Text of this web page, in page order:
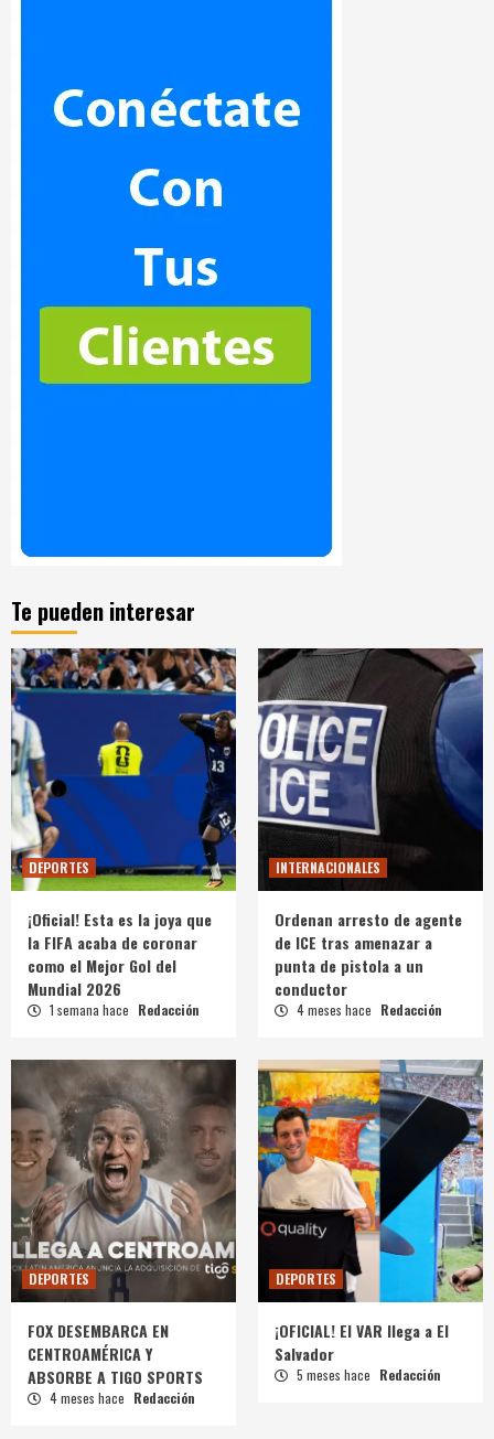
Te pueden interesar
DEPORTES
¡Oficial! Esta es la joya que
la FIFA acaba de coronar
como el Mejor Gol del
Mundial 2026
1 semana hace Redacción
INTERNACIONALES
Ordenan arresto de agente
de ICE tras amenazar a
punta de pistola a un
conductor
4 meses hace Redacción
DEPORTES
FOX DESEMBARCA EN
CENTROAMÉRICA Y
ABSORBE A TIGO SPORTS
4 meses hace Redacción
DEPORTES
¡OFICIAL! El VAR llega a El
Salvador
5 meses hace Redacción